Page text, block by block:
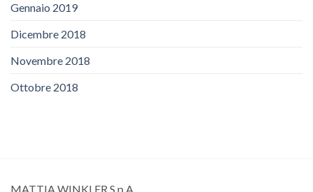
Gennaio 2019
Dicembre 2018
Novembre 2018
Ottobre 2018
MATTIA WINKLER S.p.A.